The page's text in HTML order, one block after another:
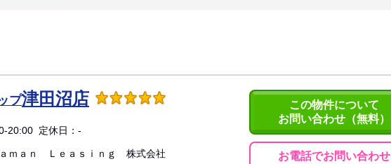
プ津田沼店
20:00 定休日：-
ａｍａｎ Ｌｅａｓｉｎｇ 株式会社
この物件について
お問い合わせ（無料）
お電話でお問い合わせ